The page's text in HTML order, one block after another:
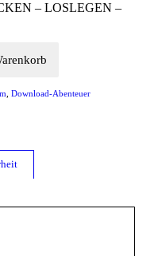
– LOSLEGEN –
Download-Abenteuer